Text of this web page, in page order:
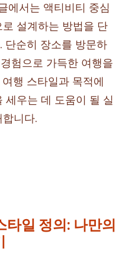
에서는 액티비티 중심
설계하는 방법을 단
단순히 장소를 방문하
험으로 가득한 여행을
행 스타일과 목적에
세우는 데 도움이 될 실
니다.
타일 정의: 나만의